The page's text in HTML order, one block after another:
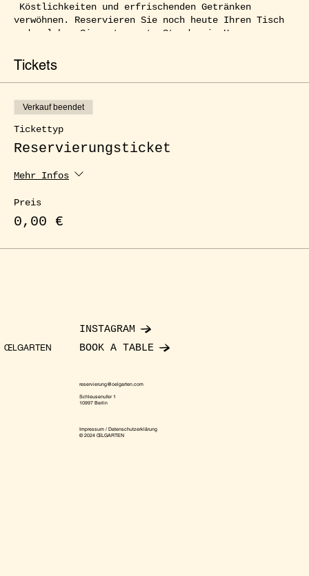
Köstlichkeiten und erfrischenden Getränken
verwöhnen. Reservieren Sie noch heute Ihren Tisch
und erleben Sie entspannte Stunden im Herzen von
Tickets
Verkauf beendet
Tickettyp
Reservierungsticket
Mehr Infos
Preis
0,00 €
ŒLGARTEN
INSTAGRAM
BOOK A TABLE
reservierung@oelgarten.com
Schleusenufer 1
10997 Berlin
Impressum / Datenschutzerklärung
© 2024 ŒLGARTEN